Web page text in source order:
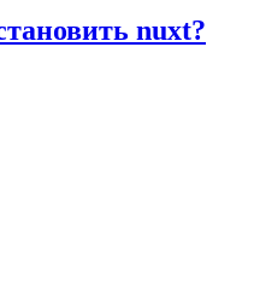
nuxt?